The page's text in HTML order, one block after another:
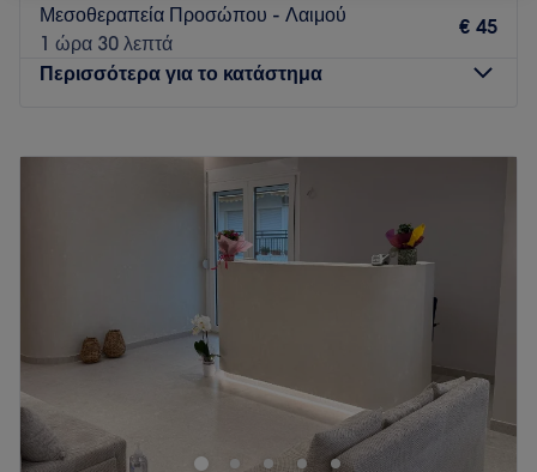
Μεσοθεραπεία Προσώπου - Λαιμού
1 ώρα 30 λεπτά
€ 45
Περισσότερα για το κατάστημα
10:00–20:00
10:00–
Κλειστό
Καλώς ήρθατε στον χώρο του Beauty Hall skg, όπου η
ομορφιά συναντά την φροντίδα των ειδικών στην
περιποίηση άκρων και στην αισθητική. Το εκπαιδευμένο
προσωπικό μας είναι εδώ για να σας παρέχει